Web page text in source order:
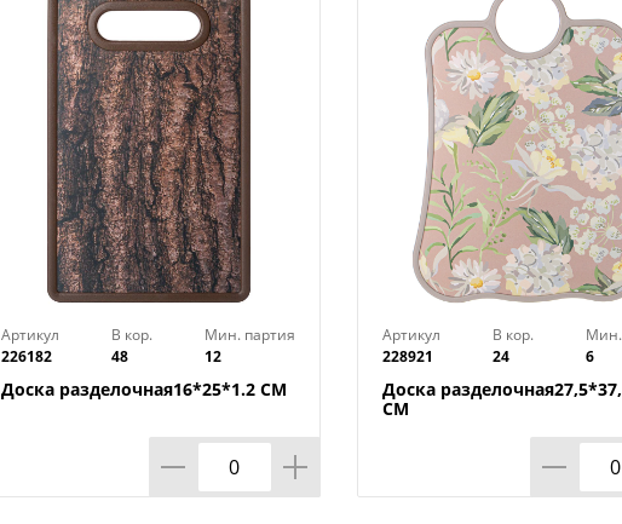
Артикул
226182
В кор.
48
Мин. партия
12
Доска разделочная16*25*1.2 СМ
Артикул
228921
В кор.
24
Мин.
6
Доска
СМ